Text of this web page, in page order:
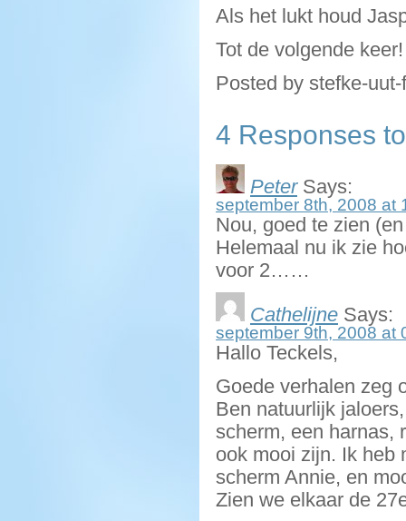
Als het lukt houd
Tot de volgende keer!
Posted by stefke-
4 Responses
PeterSays:
september 8th, 2008 at
Nou, goed te zien
Helemaal nu ik zie
voor 2……
Cathelijne Says:
september 9th, 2008 at
Hallo Teckels,
Goede verhalen zeg
Ben natuurlijk
scherm, een harnas,
ook mooi zijn. Ik heb
scherm Annie, en
Zien we elkaar de